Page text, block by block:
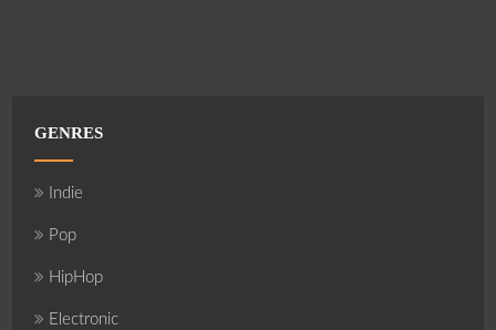
GENRES
Indie
Pop
HipHop
Electronic